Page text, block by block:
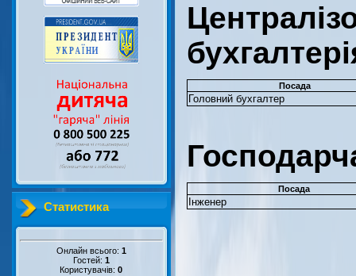
Статистика
Онлайн всього: 1
Гостей: 1
Користувачів:0
Посада
Головний бухгалтер
Посада
Інженер